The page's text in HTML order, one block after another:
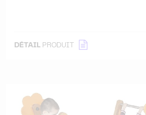
DÉTAIL PRODUIT